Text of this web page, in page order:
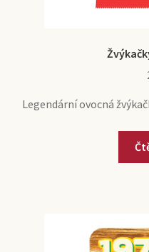
Legendární ovocná